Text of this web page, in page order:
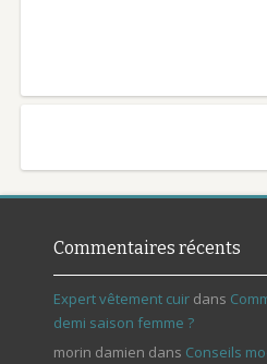
Commentaires récents
Expert vêtement cuirdans
demi saison femme ?
morin damien dans Conseils